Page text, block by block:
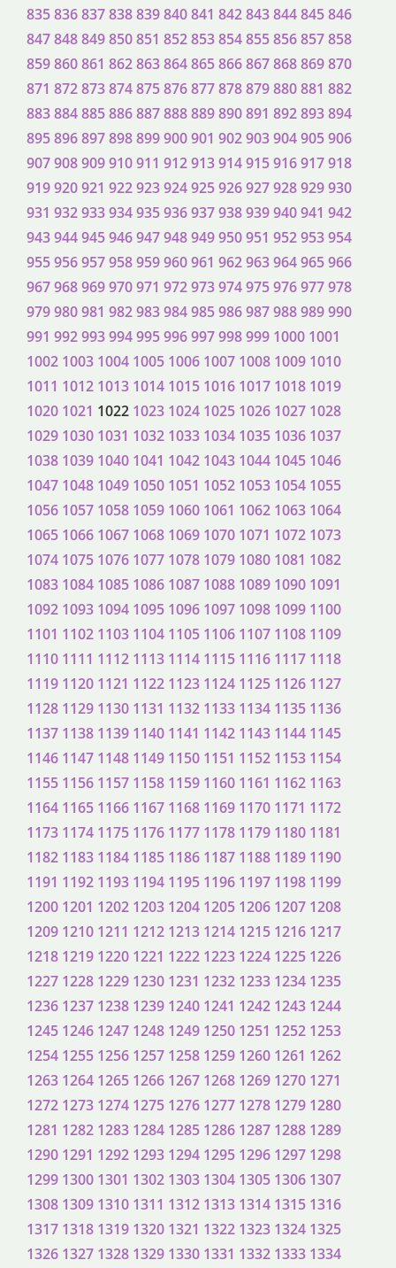
835836837838839840841 842843844845846
847848849850851 852853854855856857858
859860861 862863864865866867868869870
871 872873874875876877878879880881 882
883884885886887888889890891 892893894
895896897898899900901 902903904905906
907908909910911 912913914915916917918
919920921 922923924925926927928929930
931 932933934935936937938939940941 942
943944945946947948949950951 952953954
955956957958959960961 962963964965966
967968969970971 972973974975976977978
979980981 982983984985986987988989990
991 992993994995996997998999 1000 1001
1002 1003 1004 1005 1006 1007 1008 1009 1010
1011 1012 1013 1014 1015 1016 1017 1018 1019
1020 1021 1022 1023 1024 1025 1026 1027 1028
1029 1030 1031 1032 1033 1034 1035 1036 1037
1038 1039 1040 1041 1042 1043 1044 1045 1046
1047 1048 1049 1050 1051 1052 1053 1054 1055
1056 1057 1058 1059 1060 1061 1062 1063 1064
1065 1066 1067 1068 1069 1070 1071 1072 1073
1074 1075 1076 1077 1078 1079 1080 1081 1082
1083 1084 1085 1086 1087 1088 1089 1090 1091
1092 1093 1094 1095 1096 1097 1098 1099 1100
1101 1102 1103 1104 1105 1106 1107 1108 1109
1110 1111 1112 1113 1114 1115 1116 1117 1118
1119 1120 1121 1122 1123 1124 1125 1126 1127
1128 1129 1130 1131 1132 1133 1134 1135 1136
1137 1138 1139 1140 1141 1142 1143 1144 1145
1146 1147 1148 1149 1150 1151 1152 1153 1154
1155 1156 1157 1158 1159 1160 1161 1162 1163
1164 1165 1166 1167 1168 1169 1170 1171 1172
1173 1174 1175 1176 1177 1178 1179 1180 1181
1182 1183 1184 1185 1186 1187 1188 1189 1190
1191 1192 1193 1194 1195 1196 1197 1198 1199
1200 1201 1202 1203 1204 1205 1206 1207 1208
1209 1210 1211 1212 1213 1214 1215 1216 1217
1218 1219 1220 1221 1222 1223 1224 1225 1226
1227 1228 1229 1230 1231 1232 1233 1234 1235
1236 1237 1238 1239 1240 1241 1242 1243 1244
1245 1246 1247 1248 1249 1250 1251 1252 1253
1254 1255 1256 1257 1258 1259 1260 1261 1262
1263 1264 1265 1266 1267 1268 1269 1270 1271
1272 1273 1274 1275 1276 1277 1278 1279 1280
1281 1282 1283 1284 1285 1286 1287 1288 1289
1290 1291 1292 1293 1294 1295 1296 1297 1298
1299 1300 1301 1302 1303 1304 1305 1306 1307
1308 1309 1310 1311 1312 1313 1314 1315 1316
1317 1318 1319 1320 1321 1322 1323 1324 1325
1326 1327 1328 1329 1330 1331 1332 1333 1334